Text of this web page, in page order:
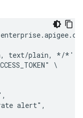
text/plain, */*'
\
alert",